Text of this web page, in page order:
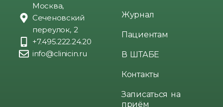
Москва,
Сеченовский
переулок, 2
+7.495.222.24.20
info@clinicin.ru
Журнал
Пациентам
В ШТАБЕ
Контакты
Записаться на
приём